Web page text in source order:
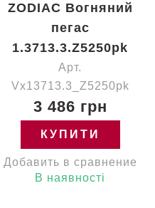
ZODIAC Вогняний
пегас
1.3713.3.Z5250pk
Арт.
Vx13713.3_Z5250pk
3 486 грн
КУПИТИ
Добавить в сравнение
В наявності